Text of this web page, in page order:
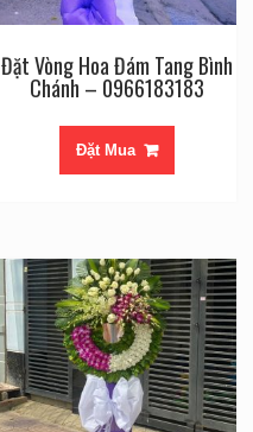
Đặt Vòng Hoa Đám Tang Bình
Chánh – 0966183183
Đặt Mua